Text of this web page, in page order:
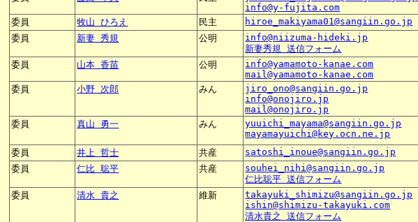
info@y-fujita.com
委員 牧山 ひろえ 民主 hiroe_makiyama01@sangiin.go.jp
委員
新妻 秀規 公明
info@niizuma-hideki.jp
新妻秀規 送信フォーム
委員 山本 香苗 公明
info@yamamoto-kanae.com
mail@yamamoto-kanae.com
委員 小野 次郎 みん
jiro_ono@sangiin.go.jp
info@onojiro.jp
mail@onojiro.jp
委員 真山 勇一 みん
yuuichi_mayama@sangiin.go.jp
mayamayuichi@key.ocn.ne.jp
委員
井上 哲士 共産 satoshi_inoue@sangiin.go.jp
委員
仁比 聡平 共産
souhei_nihi@sangiin.go.jp
仁比聡平 送信フォーム
委員 清水 貴之 維新
takayuki_shimizu@sangiin.go.jp
ishin@shimizu-takayuki.com
清水貴之 送信フォーム